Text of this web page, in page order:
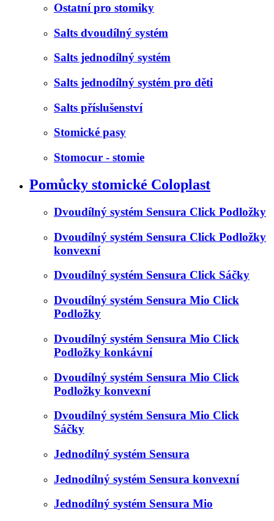
Ostatní pro stomiky
Salts dvoudílný systém
Salts jednodílný systém
Salts jednodílný systém pro děti
Salts příslušenství
Stomické pasy
Stomocur - stomie
Pomůcky stomické Coloplast
Dvoudílný systém Sensura Click Podložky
Dvoudílný systém Sensura Click Podložky
konvexní
Dvoudílný systém Sensura Click Sáčky
Dvoudílný systém Sensura Mio Click
Podložky
Dvoudílný systém Sensura Mio Click
Podložky konkávní
Dvoudílný systém Sensura Mio Click
Podložky konvexní
Dvoudílný systém Sensura Mio Click
Sáčky
Jednodílný systém Sensura
Jednodílný systém Sensura konvexní
Jednodílný systém Sensura Mio